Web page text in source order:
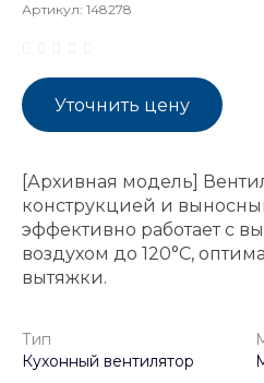
Артикул: 148278
Уточнить цену
[Архивная модель]
конструкцией и
эффективно работает с
воздухом до 120°C,
вытяжки.
Тип
Кухонный вентилятор